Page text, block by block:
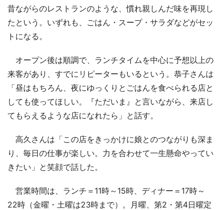
昔ながらのレストランのような、慣れ親しんだ味を再現し
たという。いずれも、ごはん・スープ・サラダなどがセッ
トになる。
オープン後は順調で、ランチタイムを中心に予想以上の
来客があり、すでにリピーターもいるという。恭子さんは
「昼はもちろん、夜にゆっくりとごはんを食べられる店と
しても使ってほしい。『ただいま』と言いながら、来店し
てもらえるような店になれたら」と話す。
高久さんは「この店をきっかけに娘とのつながりも深ま
り、毎日の仕事が楽しい。力を合わせて一生懸命やってい
きたい」と笑顔で話した。
営業時間は、ランチ＝11時～15時、ディナー＝17時～
22時（金曜・土曜は23時まで）。月曜、第2・第4日曜定